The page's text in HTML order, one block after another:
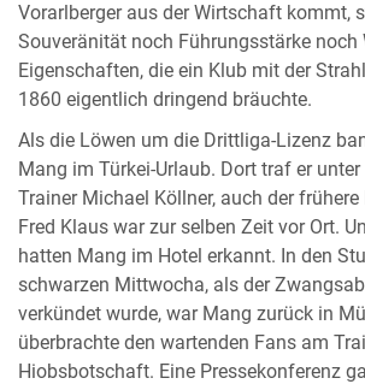
Vorarlberger aus der Wirtschaft kommt,
Souveränität noch Führungsstärke noch
Eigenschaften, die ein Klub mit der
1860 eigentlich dringend bräuchte.
Als die Löwen um die Drittliga-Lizenz
Mang im Türkei-Urlaub. Dort traf er
Trainer Michael Köllner, auch der frühere
Fred Klaus war zur selben Zeit vor Ort.
hatten Mang im Hotel erkannt. In den
schwarzen Mittwocha, als der
verkündet wurde, war Mang zurück in
überbrachte den wartenden Fans am
Hiobsbotschaft. Eine Pressekonferenz